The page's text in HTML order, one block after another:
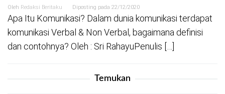
Oleh Redaksi Beritaku Diposting pada 22/12/2020
Apa Itu Komunikasi? Dalam dunia komunikasi terdapat
komunikasi Verbal & Non Verbal, bagaimana definisi
dan contohnya? Oleh : Sri RahayuPenulis […]
Temukan